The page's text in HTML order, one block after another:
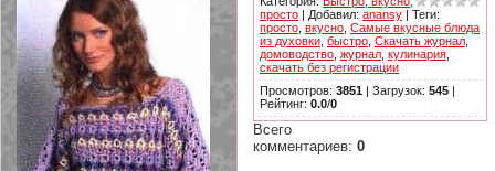
просто | Добавил: anansy | Теги:
просто вкусно Самые вкусные блюда
из духовки быстро Скачать журнал
домоводство журнал кулинария
скачать без регистрации
Просмотров: 3851 | Загрузок: 545 |
Рейтинг: 0.0/0
Всего
комментариев: 0